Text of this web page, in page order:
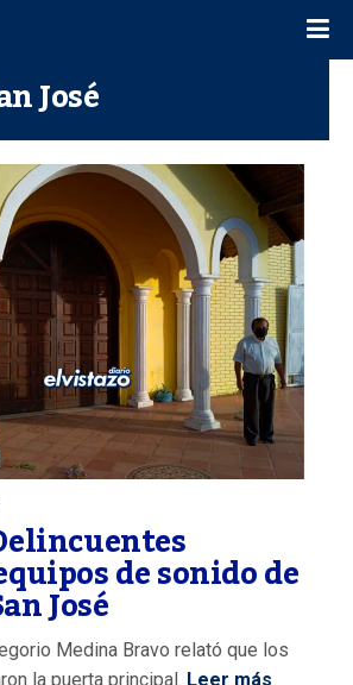
José
de sonido de
José
Medina Bravo relató que los
la puerta principal. Leer más